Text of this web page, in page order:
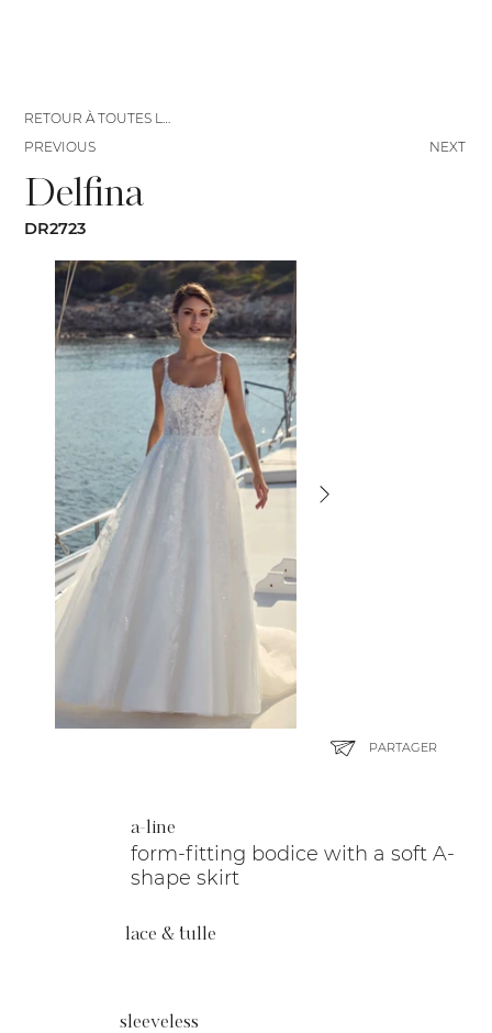
a-line
form-fitting bodice with a soft A-
shape skirt
lace & tulle
sleeveless
Delfina
DR2723
PARTAGER
NEXT
RETOUR À TOUTES LES ROBES
PREVIOUS